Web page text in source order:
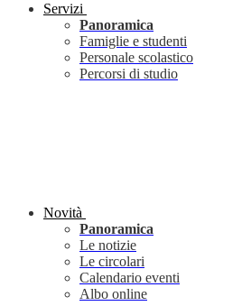
Servizi
Panoramica
Famiglie e studenti
Personale scolastico
Percorsi di studio
Novità
Panoramica
Le notizie
Le circolari
Calendario eventi
Albo online